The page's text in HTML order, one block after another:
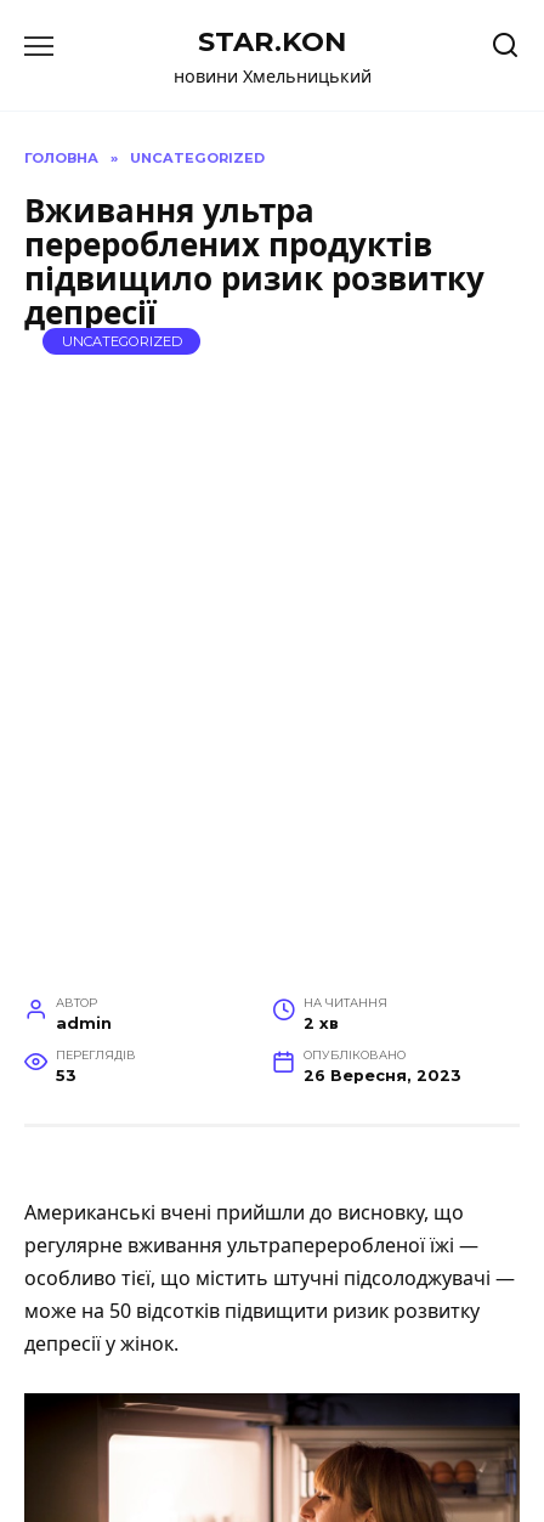
до
STAR.KON
новини Хмельницький
ГОЛОВНА » UNCATEGORIZED
Вживання ультра
перероблених продуктів
підвищило ризик розвитку
депресії
UNCATEGORIZED
АВТОР
admin
НА ЧИТАННЯ
2 хв
ПЕРЕГЛЯДІВ
53
ОПУБЛІКОВАНО
26 Вересня, 2023
Американські вчені прийшли до висновку, що
регулярне вживання ультрапереробленої їжі —
особливо тієї, що містить штучні підсолоджувачі —
може на 50 відсотків підвищити ризик розвитку
депресії у жінок.